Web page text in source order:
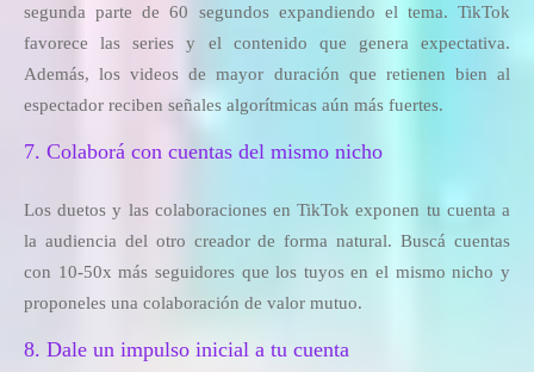
segunda parte de 60 segundos expandiendo el tema. TikTok
favorece las series y el contenido que genera expectativa.
Además, los videos de mayor duración que retienen bien al
espectador reciben señales algorítmicas aún más fuertes.
7. Colaborá con cuentas del mismo nicho
Los duetos y las colaboraciones en TikTok exponen tu cuenta a
la audiencia del otro creador de forma natural. Buscá cuentas
con 10-50x más seguidores que los tuyos en el mismo nicho y
proponeles una colaboración de valor mutuo.
8. Dale un impulso inicial a tu cuenta